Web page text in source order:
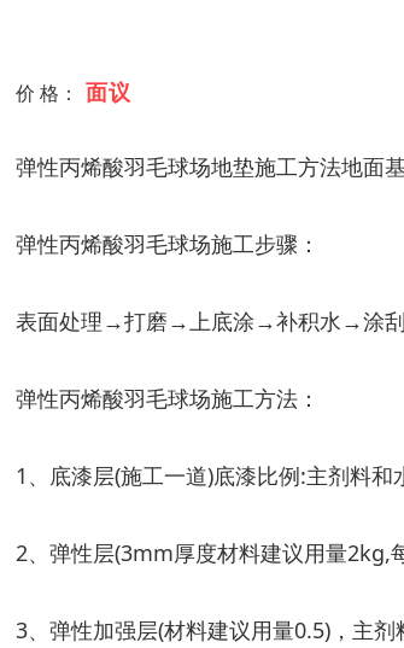
价 格： 面议
弹性丙烯酸羽毛球场地垫施工方法地面
弹性丙烯酸羽毛球场施工步骤：
表面处理→打磨→上底涂→补积水→涂
弹性丙烯酸羽毛球场施工方法：
1、底漆层(施工一道)底漆比例:主剂料和
2、弹性层(3mm厚度材料建议用量2kg,
3、弹性加强层(材料建议用量0.5)，主剂